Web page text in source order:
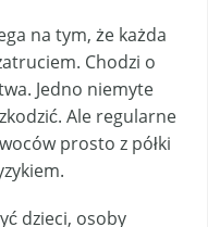
na tym, że każda
Chodzi o
Jedno niemyte
Ale regularne
prosto z półki
dzieci, osoby